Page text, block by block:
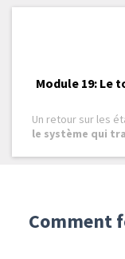
Module 19: Le
Un retour sur les
le système qui
Comment